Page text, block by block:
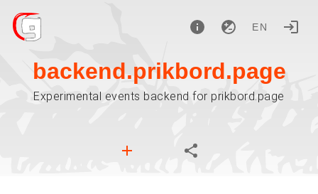
EN
backend.prikbord.page
Experimental events backend for prikbord.page